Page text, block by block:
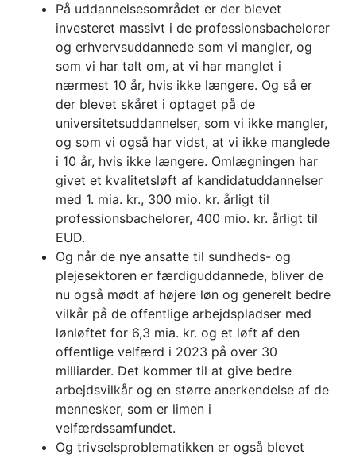
På uddannelsesområdet er der blevet
investeret massivt i de professionsbachelorer
og erhvervsuddannede som vi mangler, og
som vi har talt om, at vi har manglet i
nærmest 10 år, hvis ikke længere. Og så er
der blevet skåret i optaget på de
universitetsuddannelser, som vi ikke mangler,
og som vi også har vidst, at vi ikke manglede
i 10 år, hvis ikke længere. Omlægningen har
givet et kvalitetsløft af kandidatuddannelser
med 1. mia. kr., 300 mio. kr. årligt til
professionsbachelorer, 400 mio. kr. årligt til
EUD.
Og når de nye ansatte til sundheds- og
plejesektoren er færdiguddannede, bliver de
nu også mødt af højere løn og generelt bedre
vilkår på de offentlige arbejdspladser med
lønløftet for 6,3 mia. kr. og et løft af den
offentlige velfærd i 2023 på over 30
milliarder. Det kommer til at give bedre
arbejdsvilkår og en større anerkendelse af de
mennesker, som er limen i
velfærdssamfundet.
Og trivselsproblematikken er også blevet